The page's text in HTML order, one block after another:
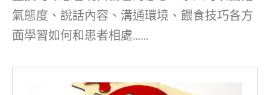
氣態度、說話內容、溝通環境、餵食技巧各方
面學習如何和患者相處……